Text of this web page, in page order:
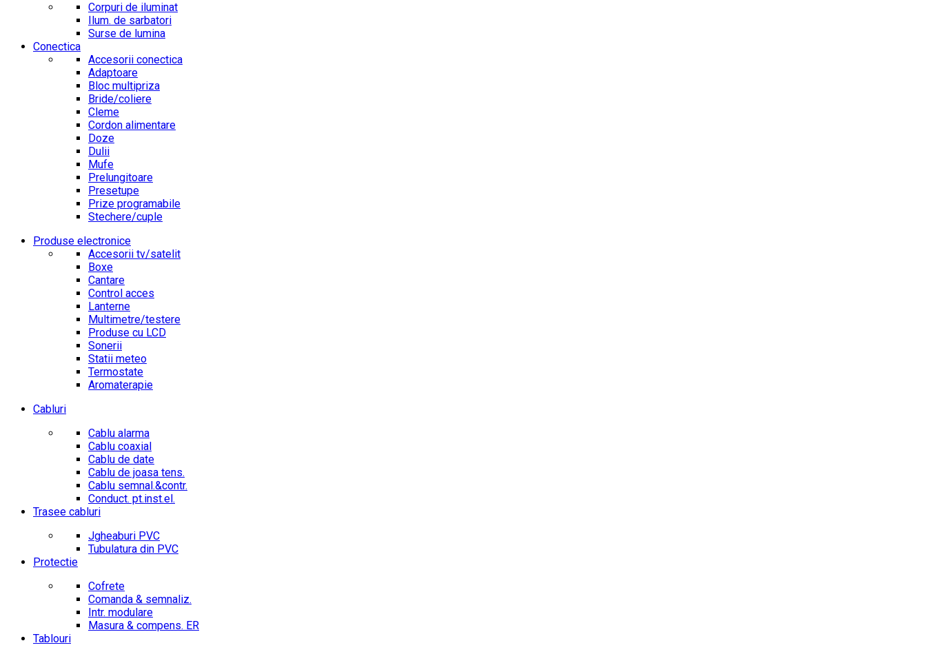
Corpuri de iluminat
Ilum. de sarbatori
Surse de lumina
Conectica
Accesorii conectica
Adaptoare
Bloc multipriza
Bride/coliere
Cleme
Cordon alimentare
Doze
Dulii
Mufe
Prelungitoare
Presetupe
Prize programabile
Stechere/cuple
Produse electronice
Accesorii tv/satelit
Boxe
Cantare
Control acces
Lanterne
Multimetre/testere
Produse cu LCD
Sonerii
Statii meteo
Termostate
Aromaterapie
Cabluri
Cablu alarma
Cablu coaxial
Cablu de date
Cablu de joasa tens.
Cablu semnal.&contr.
Conduct. pt.inst.el.
Trasee cabluri
Jgheaburi PVC
Tubulatura din PVC
Protectie
Cofrete
Comanda & semnaliz.
Intr. modulare
Masura & compens. ER
Tablouri